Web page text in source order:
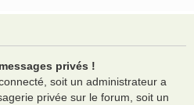
privés !
soit un administrateur a
privée sur le forum, soit un